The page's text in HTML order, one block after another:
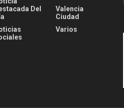
Del
Valencia
Ciudad
Varios